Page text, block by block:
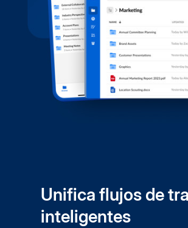
Unifica flujos de
inteligentes